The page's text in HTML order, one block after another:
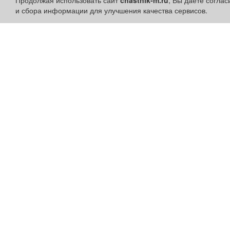
и сбора информации для улучшения качества сервисов.
Разделы сайта: Быстрые ссылки: